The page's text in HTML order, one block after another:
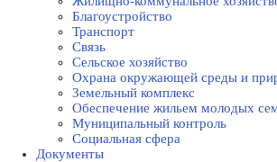
Благоустройство
Транспорт
Связь
Сельское хозяйство
Охрана окружающей среды и
Земельный комплекс
Обеспечение жильем молодых
Муниципальный контроль
Социальная сфера
Документы